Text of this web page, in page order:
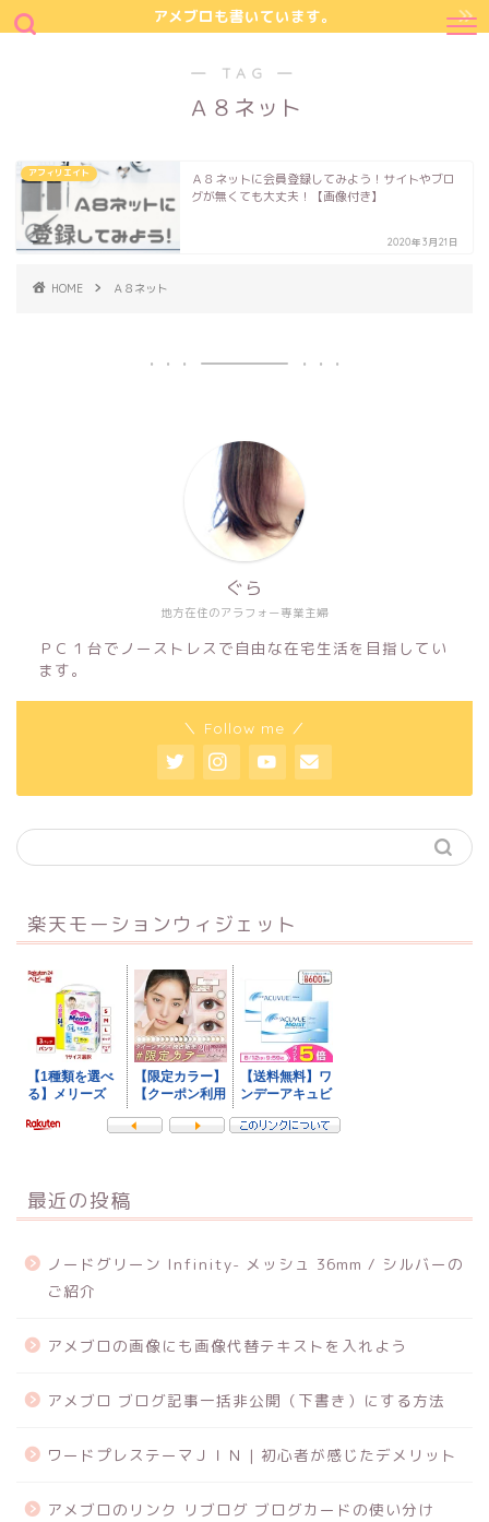
アメブロも書いています。
― TAG ―
Ａ８ネット
アフィリエイト
Ａ８ネットに会員登録してみよう！サイトやブロ
グが無くても大丈夫！【画像付き】
2020年3月21日
HOME Ａ８ネット
地方在住のアラフォー専業主婦
ぐら
ＰＣ１台でノーストレスで自由な在宅生活を目指してい
ます。
＼ Follow me ／
楽天モーションウィジェット
最近の投稿
ノードグリーン Infinity- メッシュ 36mm / シルバーの
ご紹介
アメブロの画像にも画像代替テキストを入れよう
アメブロ ブログ記事一括非公開（下書き）にする方法
ワードプレステーマＪＩＮ | 初心者が感じたデメリット
アメブロのリンク リブログ ブログカードの使い分け